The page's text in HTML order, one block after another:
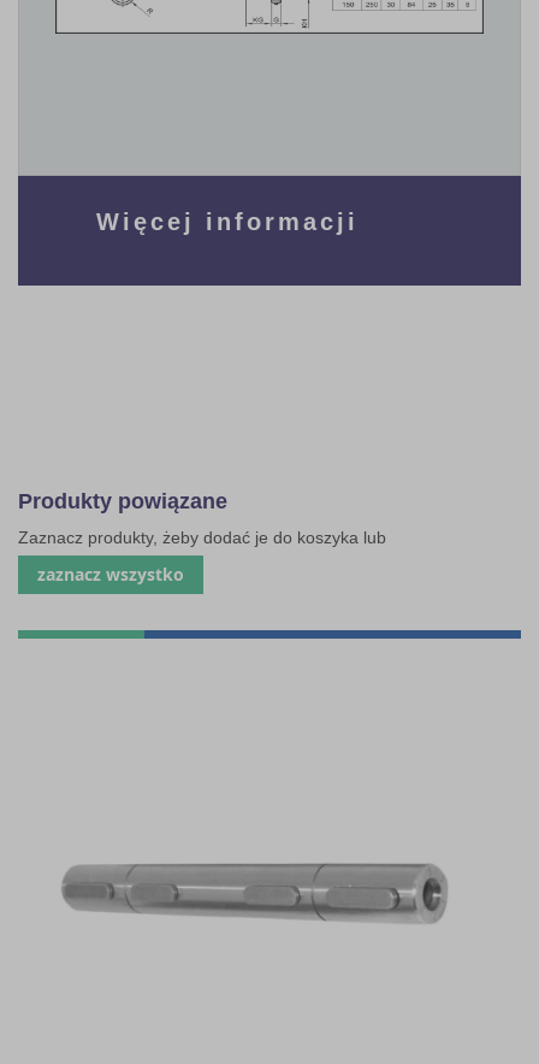
Więcej informacji
Produkty powiązane
Zaznacz produkty, żeby dodać je do koszyka lub
zaznacz wszystko